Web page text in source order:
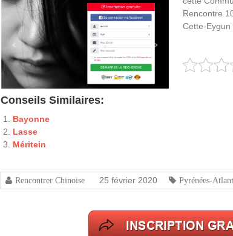
Rencontre
Cette-Eygun
Conseils Similaires:
Bayonne
Lasse
Méritein
Rencontrer Chinoise 25 février 2020 Pyrénées-